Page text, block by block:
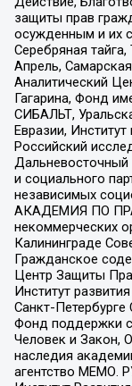
защиты прав
осужденным и их
Серебряная
Апрель,
Аналитический
Гагарина, Фонд
СИБАЛЬТ,
Евразии,
Российский
Дальневосточный
и социального
независимых
АКАДЕМИЯ ПО
некоммерческих
Калининграде
Гражданское
Центр Защиты
Институт
Санкт-
Фонд поддержки
Человек и Закон,
наследия
агентство МЕМО.